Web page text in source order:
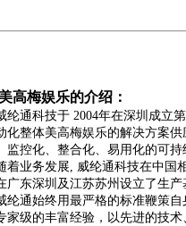
高梅娱乐的介绍：
纶通科技于 2004年在深圳成立
化整体美高梅娱乐的解决方案
监控化、整合化、易用化的可
着业务发展, 威纶通科技在中国
广东深圳及江苏苏州设立了生
纶通始终用最严格的标准鞭策
家级的丰富经验，以先进的技